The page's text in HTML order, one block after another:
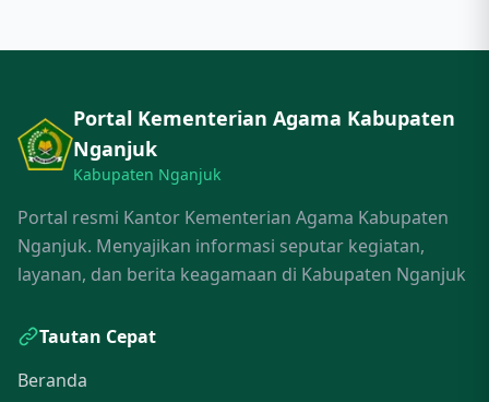
Portal Kementerian Agama Kabupaten
Nganjuk
Kabupaten Nganjuk
Portal resmi Kantor Kementerian Agama Kabupaten
Nganjuk. Menyajikan informasi seputar kegiatan,
layanan, dan berita keagamaan di Kabupaten Nganjuk
Tautan Cepat
Beranda